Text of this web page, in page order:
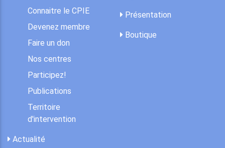
Connaitre le CPIE
Devenez membre
Faire un don
Nos centres
Participez!
Publications
Territoire
d'intervention
Actualité
Présentation
Boutique